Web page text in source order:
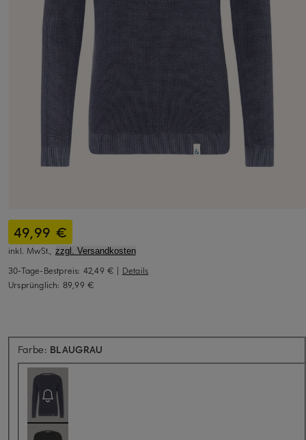
49,99 €
inkl. MwSt., zzgl. Versandkosten
30-Tage-Bestpreis: 42,49 € | Details
Ursprünglich: 89,99 €
Farbe: BLAUGRAU